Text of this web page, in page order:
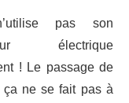
pas son
électrique
! Le passage de
ça ne se fait pas à